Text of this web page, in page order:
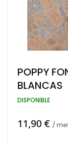
Saltar
al
comienzo
la
de
imágenes
POPPY
BLANCAS
DISPONIBLE
11,90 € /